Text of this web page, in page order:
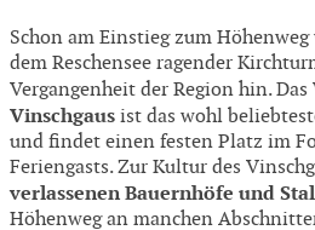
Schon am Einstieg zum
dem Reschensee ragender
Vergangenheit der Region hin. Das
Vinschgaus ist das wohl
und findet einen festen Platz im
Feriengasts. Zur Kultur des
verlassenen Bauernhöfe und
Höhenweg an manchen